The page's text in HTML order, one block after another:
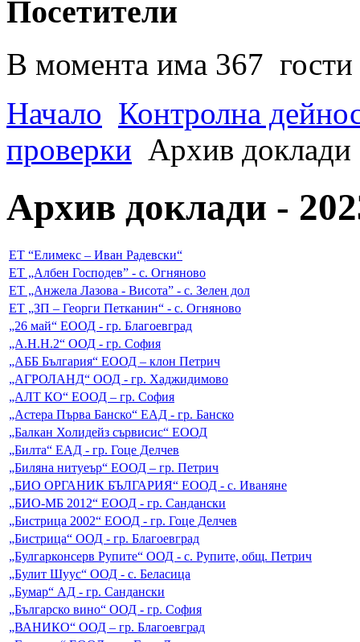
Посетители
В момента има 367 гости
Начало Контролна
проверки Архив доклади
Архив доклади -
ЕТ “Елимекс – Иван Радевски“
ЕТ „Албен Господев” - с. Огняново
ЕТ „Анжела Лазова - Висота” - с. Зелен дол
ЕТ „ЗП – Георги Петканин“ - с. Огняново
„26 май“ ЕООД - гр. Благоевград
„А.Н.Н.2“ ООД - гр. София
„АББ България“ ЕООД – клон Петрич
„АГРОЛАНД“ ООД - гр. Хаджидимово
„АЛТ КО“ ЕООД – гр. София
„Астера Първа Банско“ ЕАД - гр. Банско
„Балкан Холидейз сървисис“ ЕООД
„Билта“ ЕАД - гр. Гоце Делчев
„Биляна нитуеър“ ЕООД – гр. Петрич
„БИО ОРГАНИК БЪЛГАРИЯ“ ЕООД - с. Иваняне
„БИО-МБ 2012“ ЕООД - гр. Сандански
„Бистрица 2002“ ЕООД - гр. Гоце Делчев
„Бистрица“ ООД - гр. Благоевград
„Булгарконсерв Рупите“ ООД - с. Рупите, общ. Петрич
„Булит Шуус“ ООД - с. Беласица
„Бумар“ АД - гр. Сандански
„Българско вино“ ООД - гр. София
„ВАНИКО“ ООД – гр. Благоевград